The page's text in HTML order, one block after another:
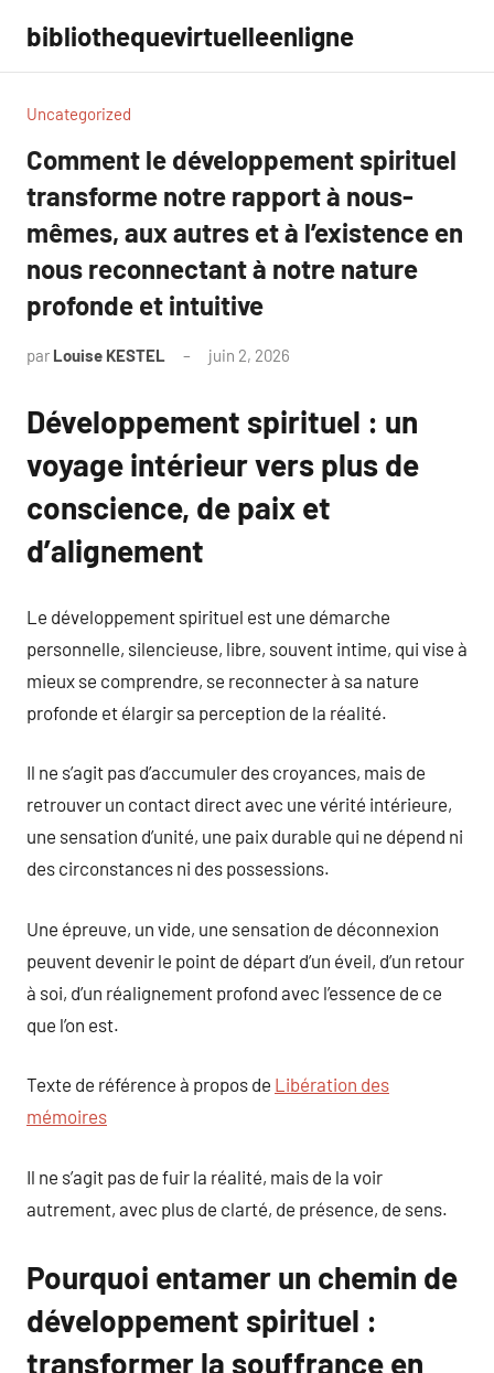
contenu
bibliothequevirtuelleenligne
Uncategorized
Comment le développement spirituel
transforme notre rapport à nous-
mêmes, aux autres et à l’existence en
nous reconnectant à notre nature
profonde et intuitive
par Louise KESTEL juin 2, 2026
Développement spirituel : un
voyage intérieur vers plus de
conscience, de paix et
d’alignement
Le développement spirituel est une démarche
personnelle, silencieuse, libre, souvent intime, qui vise à
mieux se comprendre, se reconnecter à sa nature
profonde et élargir sa perception de la réalité.
Il ne s’agit pas d’accumuler des croyances, mais de
retrouver un contact direct avec une vérité intérieure,
une sensation d’unité, une paix durable qui ne dépend ni
des circonstances ni des possessions.
Une épreuve, un vide, une sensation de déconnexion
peuvent devenir le point de départ d’un éveil, d’un retour
à soi, d’un réalignement profond avec l’essence de ce
que l’on est.
Texte de référence à propos de Libération des
mémoires
Il ne s’agit pas de fuir la réalité, mais de la voir
autrement, avec plus de clarté, de présence, de sens.
Pourquoi entamer un chemin de
développement spirituel :
transformer la souffrance en